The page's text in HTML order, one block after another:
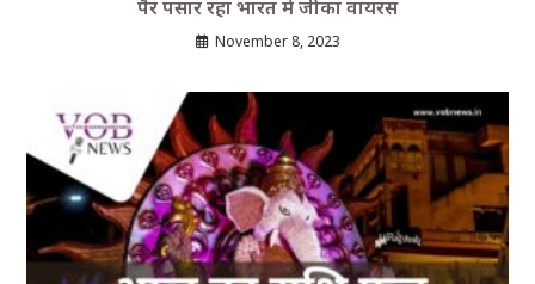
पैर पसार रहा भारत में जीका वायरस
November 8, 2023